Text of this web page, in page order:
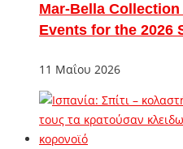
Mar-Bella
Events for the 2026
11 Μαΐου 2026